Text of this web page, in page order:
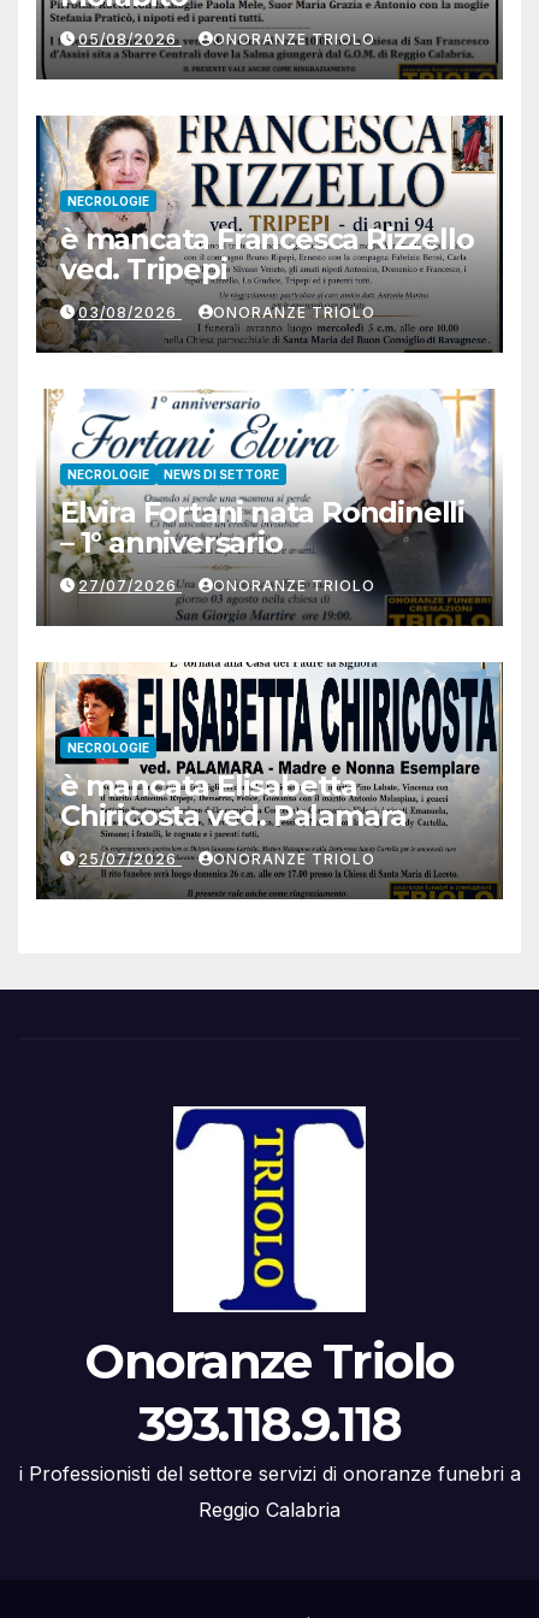
05/08/2026 ONORANZE TRIOLO
NECROLOGIE
è mancata Francesca Rizzello
ved. Tripepi
03/08/2026 ONORANZE TRIOLO
NECROLOGIE NEWS DI SETTORE
Elvira Fortani nata Rondinelli
– 1° anniversario
27/07/2026 ONORANZE TRIOLO
NECROLOGIE
è mancata Elisabetta
Chiricosta ved. Palamara
25/07/2026 ONORANZE TRIOLO
Onoranze Triolo
393.118.9.118
i Professionisti del settore servizi di onoranze funebri a
Reggio Calabria